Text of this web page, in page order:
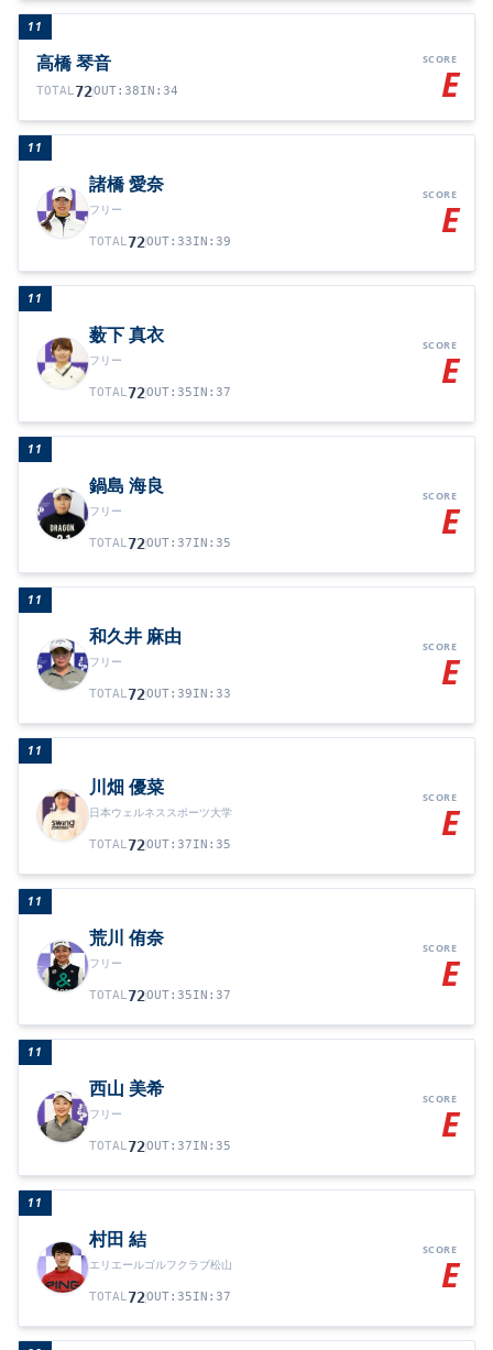
11
高橋 琴音
TOTAL72OUT: 38IN : 34
SCORE
E
11
諸橋 愛奈
フリー
TOTAL72OUT: 33IN : 39
SCORE
E
11
薮下 真衣
フリー
TOTAL72OUT: 35IN : 37
SCORE
E
11
鍋島 海良
フリー
TOTAL72OUT: 37IN : 35
SCORE
E
11
和久井 麻由
フリー
TOTAL72OUT: 39IN : 33
SCORE
E
11
川畑 優菜
日本ウェルネススポーツ大学
TOTAL72OUT: 37IN : 35
SCORE
E
11
荒川 侑奈
フリー
TOTAL72OUT: 35IN : 37
SCORE
E
11
西山 美希
フリー
TOTAL72OUT: 37IN : 35
SCORE
E
11
村田 結
エリエールゴルフクラブ松山
TOTAL72OUT: 35IN : 37
SCORE
E